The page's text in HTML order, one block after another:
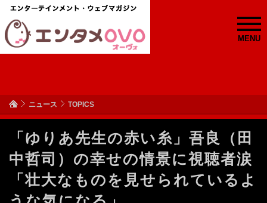
MENU
ニュース TOPICS
「ゆりあ先生の赤い糸」吾良（田
中哲司）の幸せの情景に視聴者涙
「壮大なものを見せられているよ